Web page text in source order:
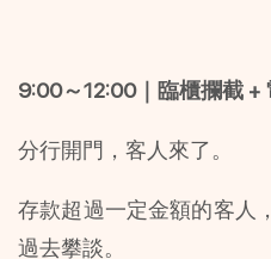
9:00～12:00｜臨櫃攔截 +
分行開門，客人來了。
存款超過一定金額的客人
過去攀談。